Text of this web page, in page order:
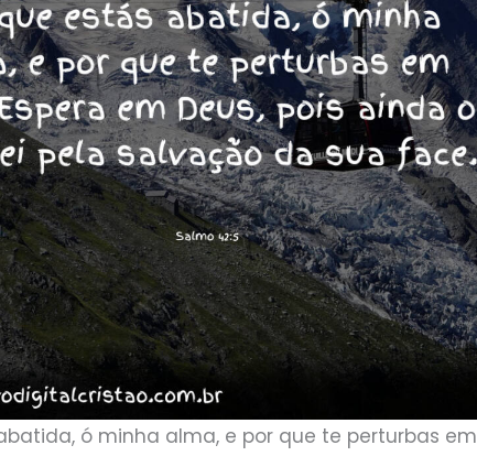
ó minha alma, e por que te perturbas em